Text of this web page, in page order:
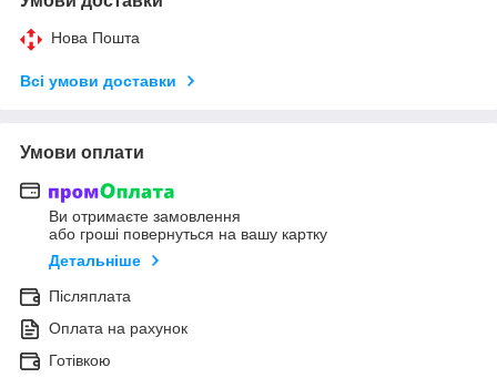
Нова Пошта
Всі умови доставки
Умови оплати
Ви отримаєте замовлення
або гроші повернуться на вашу картку
Детальніше
Післяплата
Оплата на рахунок
Готівкою